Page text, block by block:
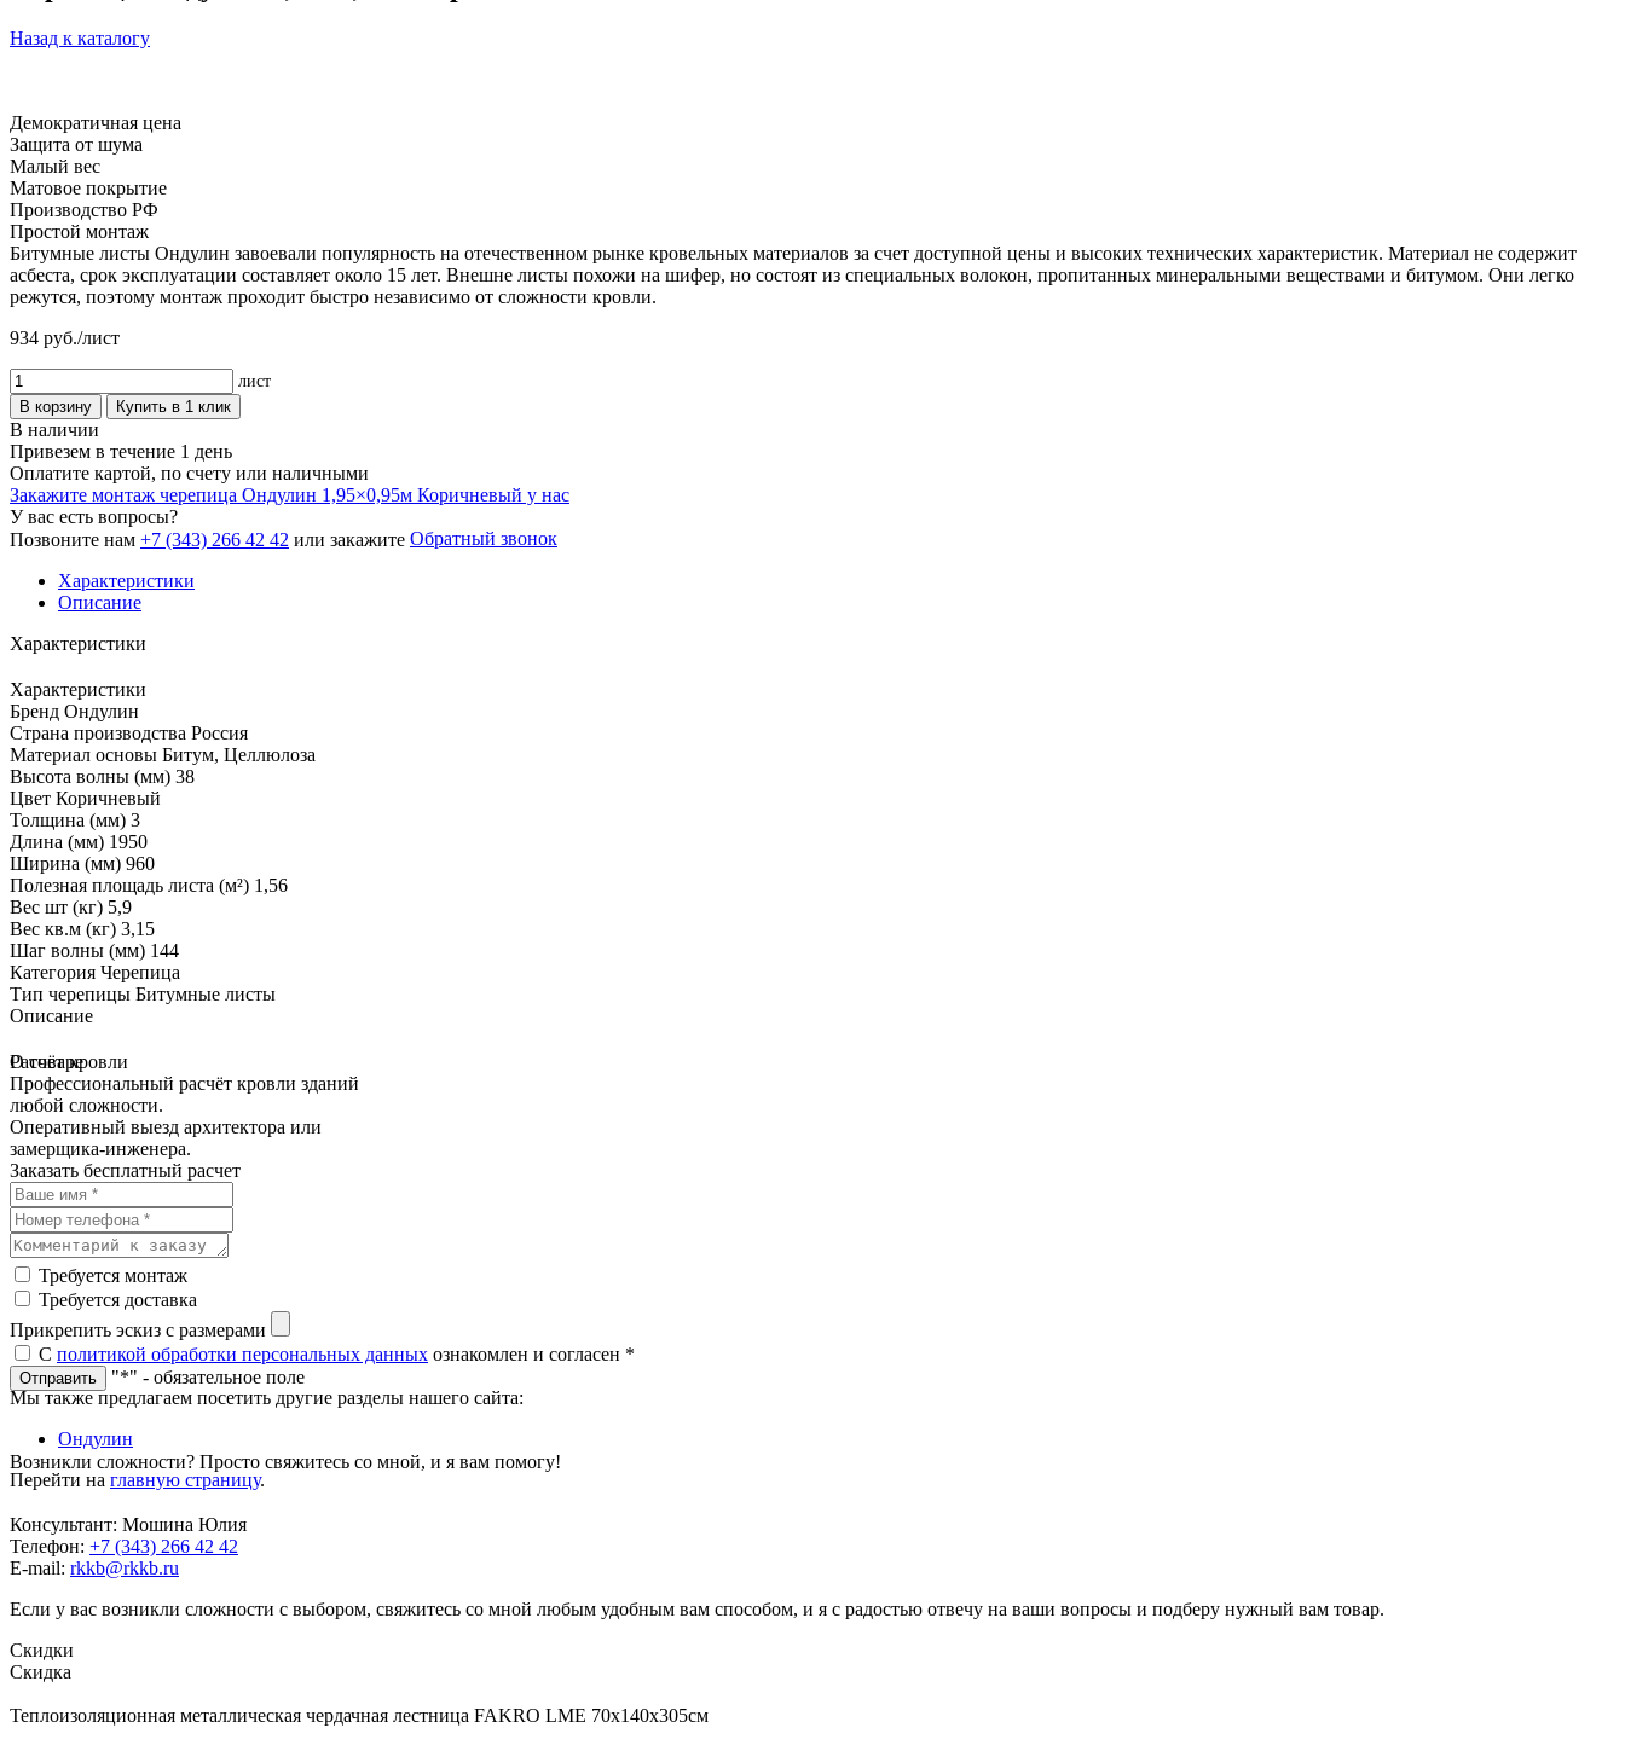
Назад к каталогу
Демократичная цена
Защита от шума
Малый вес
Матовое покрытие
Производство РФ
Простой монтаж
Битумные листы Ондулин завоевали популярность на отечественном рынке кровельных материалов за счет доступной цены и высоких технических характеристик. Материал не содержит
асбеста, срок эксплуатации составляет около 15 лет. Внешне листы похожи на шифер, но состоят из специальных волокон, пропитанных минеральными веществами и битумом. Они легко
режутся, поэтому монтаж проходит быстро независимо от сложности кровли.
934 руб./лист
лист
В корзину
Купить в 1 клик
В наличии
Привезем в течение 1 день
Оплатите картой, по счету или наличными
Закажите монтаж черепица Ондулин 1,95×0,95м Коричневый у нас
У вас есть вопросы?
Позвоните нам +7 (343) 266 42 42 или закажите Обратный звонок
Характеристики
Описание
Характеристики
Характеристики
Бренд Ондулин
Страна производства Россия
Материал основы Битум, Целлюлоза
Высота волны (мм) 38
Цвет Коричневый
Толщина (мм) 3
Длина (мм) 1950
Ширина (мм) 960
Полезная площадь листа (м²) 1,56
Вес шт (кг) 5,9
Вес кв.м (кг) 3,15
Шаг волны (мм) 144
Категория Черепица
Тип черепицы Битумные листы
Описание
О товаре
Мы также предлагаем посетить другие разделы нашего сайта:
Ондулин
Перейти на главную страницу.
Расчёт кровли
Профессиональный расчёт кровли зданий
любой сложности.
Оперативный выезд архитектора или
замерщика-инженера.
Заказать бесплатный расчет
Требуется монтаж
Требуется доставка
Прикрепить эскиз с размерами
С политикой обработки персональных данных ознакомлен и согласен *
Отправить "*" - обязательное поле
Возникли сложности? Просто свяжитесь со мной, и я вам помогу!
Консультант: Мошина Юлия
Телефон: +7 (343) 266 42 42
E-mail: rkkb@rkkb.ru
Если у вас возникли сложности с выбором, свяжитесь со мной любым удобным вам способом, и я с радостью отвечу на ваши вопросы и подберу нужный вам товар.
Скидки
Скидка
Теплоизоляционная металлическая чердачная лестница FAKRO LME 70х140х305см